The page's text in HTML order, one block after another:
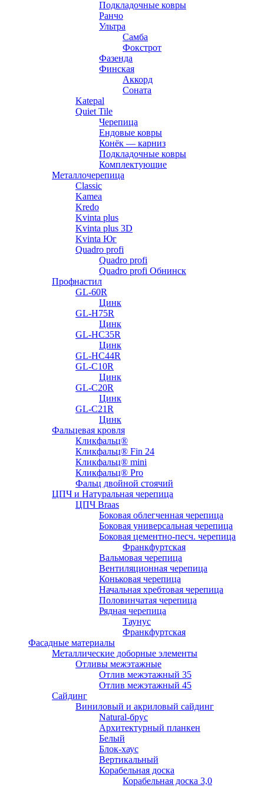
Подкладочные ковры
Ранчо
Ультра
Самба
Фокстрот
Фазенда
Финская
Аккорд
Соната
Katepal
Quiet Tile
Черепица
Ендовые ковры
Конёк — карниз
Подкладочные ковры
Комплектующие
Металлочерепица
Classic
Kamea
Kredo
Kvinta plus
Kvinta plus 3D
Kvinta Юг
Quadro profi
Quadro profi
Quadro profi Обнинск
Профнастил
GL-60R
Цинк
GL-H75R
Цинк
GL-HC35R
Цинк
GL-HC44R
GL-С10R
Цинк
GL-С20R
Цинк
GL-С21R
Цинк
Фальцевая кровля
Кликфальц®
Кликфальц® Fin 24
Кликфальц® mini
Кликфальц® Pro
Фальц двойной стоячий
ЦПЧ и Натуральная черепица
ЦПЧ Braas
Боковая облегченная черепица
Боковая универсальная черепица
Боковая цементно-песч. черепица
Франкфуртская
Вальмовая черепица
Вентиляционная черепица
Коньковая черепица
Начальная хребтовая черепица
Половинчатая черепица
Рядная черепица
Таунус
Франкфуртская
Фасадные материалы
Металлические доборные элементы
Отливы межэтажные
Отлив межэтажный 35
Отлив межэтажный 45
Сайдинг
Виниловый и акриловый сайдинг
Natural-брус
Архитектурный планкен
Белый
Блок-хаус
Вертикальный
Корабельная доска
Корабельная доска 3,0